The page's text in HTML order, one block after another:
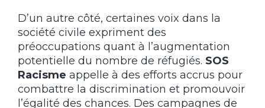
D’un autre côté, certaines voix dans la
société civile expriment des
préoccupations quant à l’augmentation
potentielle du nombre de réfugiés. SOS
Racisme appelle à des efforts accrus pour
combattre la discrimination et promouvoir
l’égalité des chances. Des campagnes de